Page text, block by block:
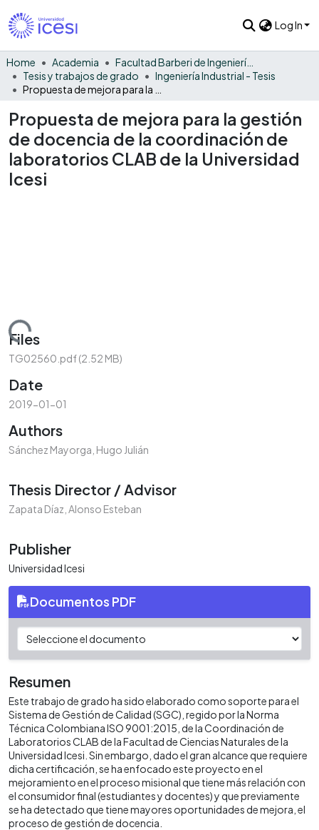
Log In
Home Academia
Facultad Barberi de Ingeniería, Diseño y Ciencias Aplicadas
Tesis y trabajos de grado
Ingeniería Industrial - Tesis
Propuesta de mejora para la gestión
de docencia de la coordinación de
laboratorios CLAB de la Universidad
Icesi
Loading...
Files
TG02560.pdf(2.52 MB)
Date
2019-01-01
Authors
Sánchez Mayorga, Hugo Julián
Thesis Director / Advisor
Zapata Díaz, Alonso Esteban
Publisher
Universidad Icesi
Documentos PDF
Resumen
Este trabajo de grado ha sido elaborado como soporte para el
Sistema de Gestión de Calidad (SGC), regido por la Norma
Técnica Colombiana ISO 9001:2015, de la Coordinación de
Laboratorios CLAB de la Facultad de Ciencias Naturales de la
Universidad Icesi. Sin embargo, dado el gran alcance que requiere
dicha certificación, se ha enfocado este proyecto en el
mejoramiento en el proceso misional que tiene más relación con
el consumidor final (estudiantes y docentes) y que previamente
se ha detectado que tiene mayores oportunidades de mejora, el
proceso de gestión de docencia.